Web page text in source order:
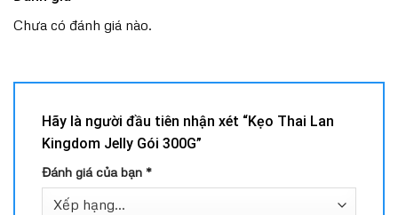
Chưa có đánh giá nào.
Hãy là người đầu tiên nhận xét “Kẹo Thai Lan
Kingdom Jelly Gói 300G”
Đánh giá của bạn *